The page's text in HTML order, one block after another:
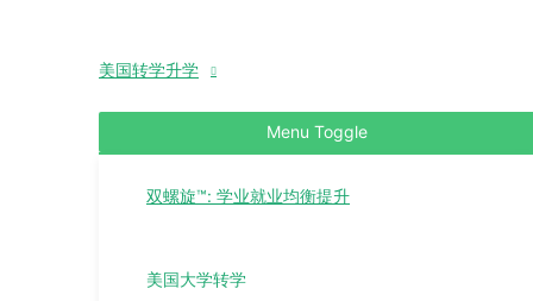
美国转学升学
Menu Toggle
双螺旋™: 学业就业均衡提升
美国大学转学